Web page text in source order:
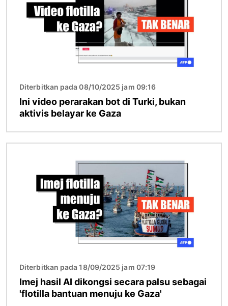
Diterbitkan pada 08/10/2025 jam 09:16
Ini video perarakan bot di Turki, bukan
aktivis belayar ke Gaza
Diterbitkan pada 18/09/2025 jam 07:19
Imej hasil AI dikongsi secara palsu sebagai
'flotilla bantuan menuju ke Gaza'